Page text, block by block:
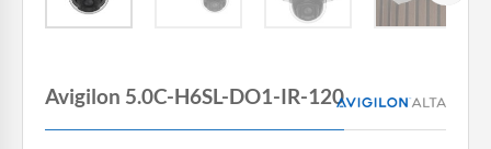
Avigilon 5.0C-H6SL-DO1-IR-120